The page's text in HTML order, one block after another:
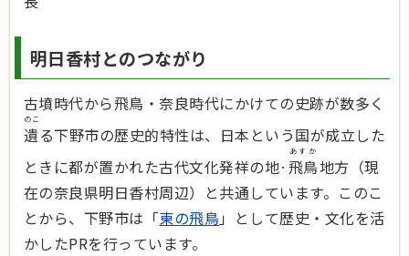
明日香村とのつながり
古墳時代から飛鳥・奈良時代にかけての史跡が数多く
遺
のこ
る下野市の歴史的特性は、日本という国が成立した
ときに都が置かれた古代文化発祥の地· 飛鳥
あすか
地方（現
在の奈良県明日香村周辺）と共通しています。このこ
とから、下野市は「東の飛鳥」として歴史・文化を活
かしたPRを行っています。